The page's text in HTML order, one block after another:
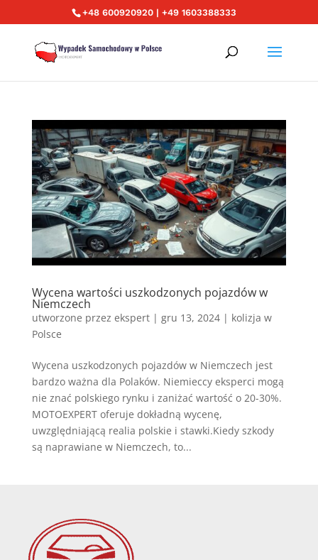
+48 600920920 | +49 1603388333
Wycena wartości uszkodzonych pojazdów w
Niemczech
utworzone przez ekspert| gru 13, 2024| kolizja w
Polsce
Wycena uszkodzonych pojazdów w Niemczech jest
bardzo ważna dla Polaków. Niemieccy eksperci mogą
nie znać polskiego rynku i zaniżać wartość o 20-30%.
MOTOEXPERT oferuje dokładną wycenę,
uwzględniającą realia polskie i stawki.Kiedy szkody
są naprawiane w Niemczech, to...